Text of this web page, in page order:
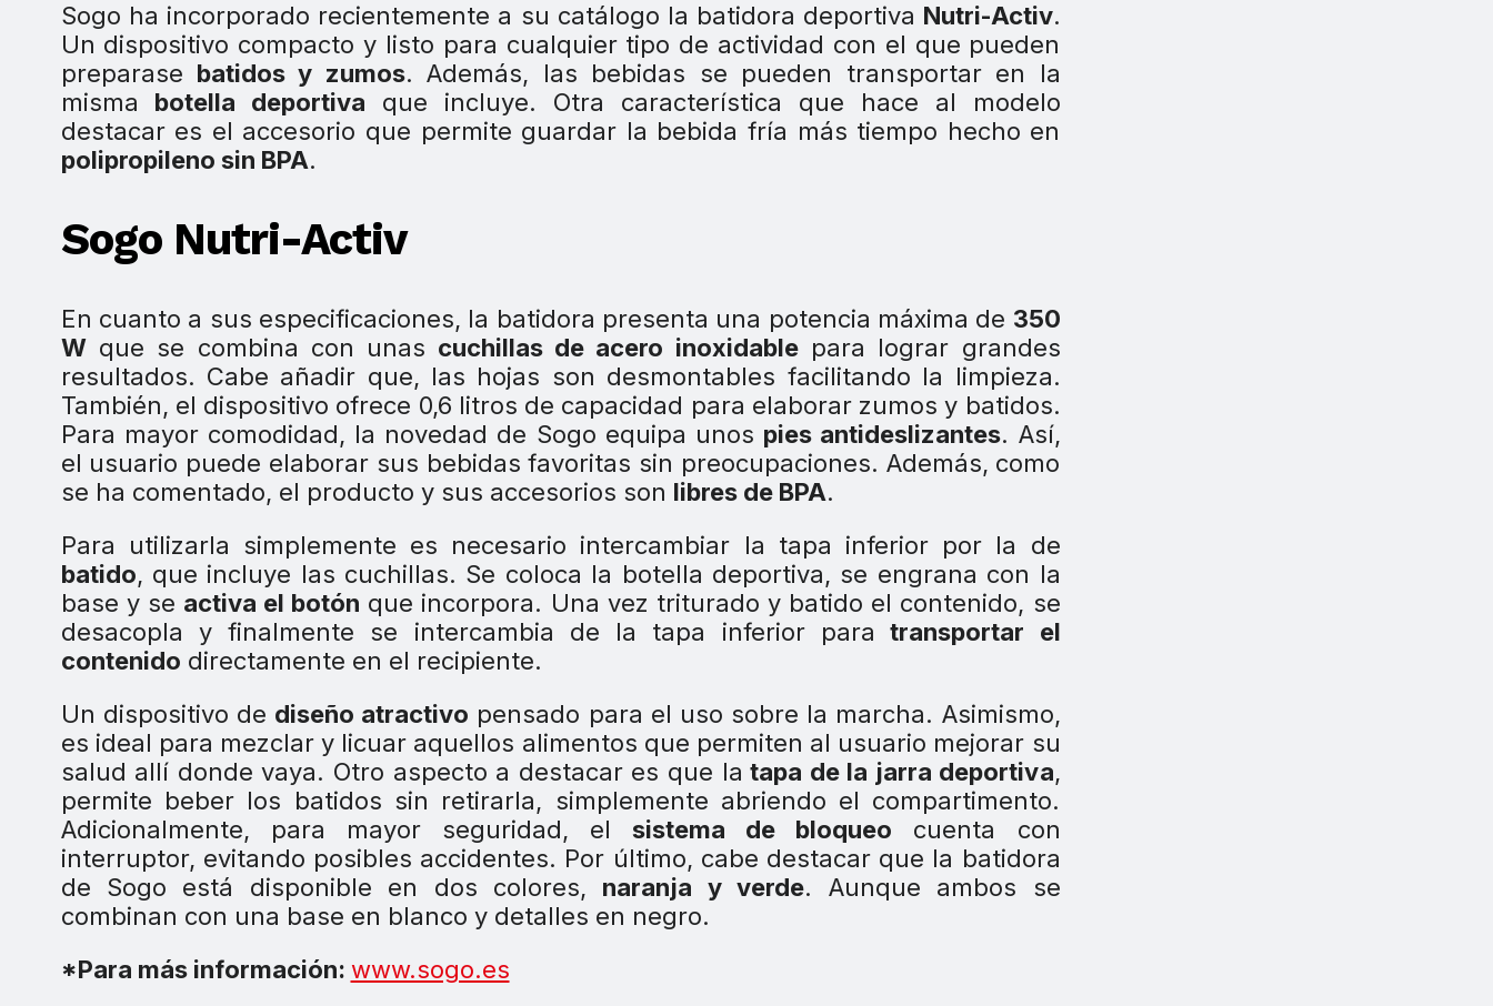
Sogo ha incorporado recientemente a su catálogo la batidora deportiva Nutri-Activ.
Un dispositivo compacto y listo para cualquier tipo de actividad con el que pueden
preparase batidos y zumos. Además, las bebidas se pueden transportar en la
misma botella deportiva que incluye. Otra característica que hace al modelo
destacar es el accesorio que permite guardar la bebida fría más tiempo hecho en
polipropileno sin BPA.
Sogo Nutri-Activ
En cuanto a sus especificaciones, la batidora presenta una potencia máxima de 350
Wque se combina con unas cuchillas de acero inoxidablepara lograr grandes
resultados. Cabe añadir que, las hojas son desmontables facilitando la limpieza.
También, el dispositivo ofrece 0,6 litros de capacidad para elaborar zumos y batidos.
Para mayor comodidad, la novedad de Sogo equipa unos pies antideslizantes. Así,
el usuario puede elaborar sus bebidas favoritas sin preocupaciones. Además, como
se ha comentado, el producto y sus accesorios son libres de BPA.
Para utilizarla simplemente es necesario intercambiar la tapa inferior por la de
batido, que incluye las cuchillas. Se coloca la botella deportiva, se engrana con la
base y se activa el botón que incorpora. Una vez triturado y batido el contenido, se
desacopla y finalmente se intercambia de la tapa inferior para transportar el
contenido directamente en el recipiente.
Un dispositivo de diseño atractivo pensado para el uso sobre la marcha. Asimismo,
es ideal para mezclar y licuar aquellos alimentos que permiten al usuario mejorar su
salud allí donde vaya. Otro aspecto a destacar es que la tapa de la jarra deportiva,
permite beber los batidos sin retirarla, simplemente abriendo el compartimento.
Adicionalmente, para mayor seguridad, elsistema de bloqueo cuenta con
interruptor, evitando posibles accidentes. Por último, cabe destacar que la batidora
de Sogo está disponible en dos colores, naranja y verde. Aunque ambos se
combinan con una base en blanco y detalles en negro.
*Para más información: www.sogo.es